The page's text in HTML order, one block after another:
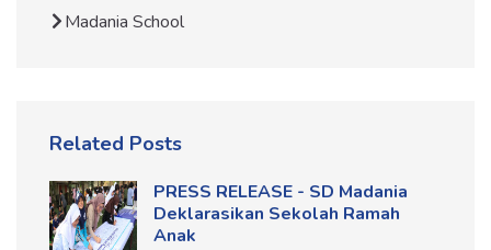
Madania School
Related Posts
PRESS RELEASE - SD Madania
Deklarasikan Sekolah Ramah
Anak